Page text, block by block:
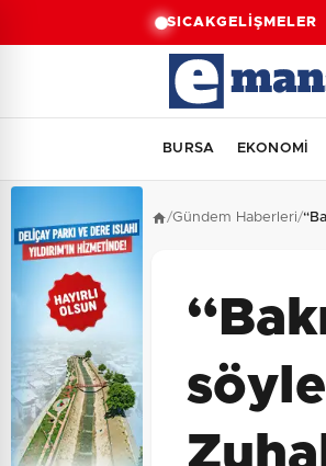
SICAKGELİŞMELER
BURSA EKONOMİ
/Gündem Haberleri/